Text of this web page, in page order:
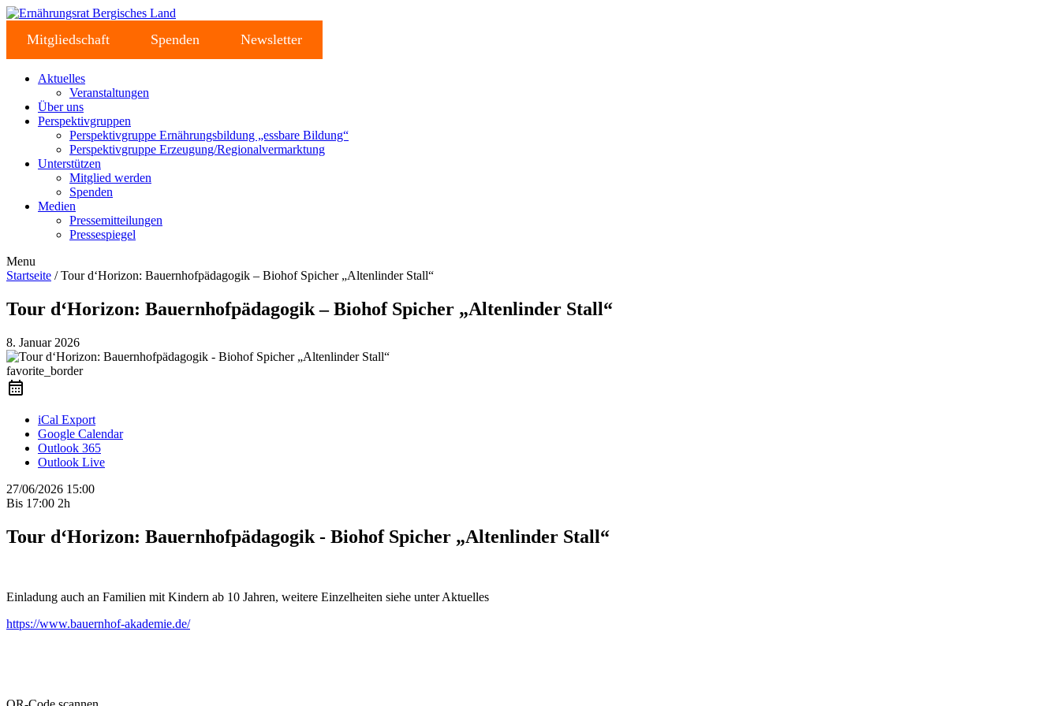
Mitgliedschaft Spenden Newsletter
Aktuelles
Veranstaltungen
Über uns
Perspektivgruppen
Perspektivgruppe Ernährungsbildung „essbare Bildung“
Perspektivgruppe Erzeugung/Regionalvermarktung
Unterstützen
Mitglied werden
Spenden
Medien
Pressemitteilungen
Pressespiegel
Menu
Startseite / Tour d‘Horizon: Bauernhofpädagogik – Biohof Spicher „Altenlinder Stall“
Tour d‘Horizon: Bauernhofpädagogik – Biohof Spicher „Altenlinder Stall“
8. Januar 2026
favorite_border
iCal Export
Google Calendar
Outlook 365
Outlook Live
27/06/2026 15:00
Bis 17:00 2h
Tour d‘Horizon: Bauernhofpädagogik - Biohof Spicher „Altenlinder Stall“
Einladung auch an Familien mit Kindern ab 10 Jahren, weitere Einzelheiten siehe unter Aktuelles
https://www.bauernhof-akademie.de/